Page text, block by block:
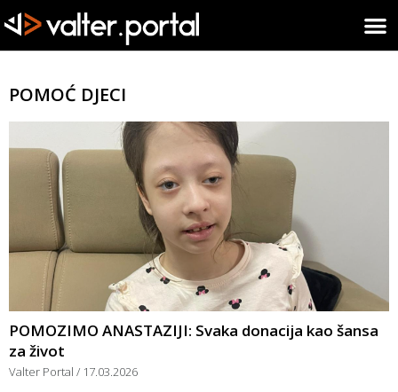
POMOĆ DJECI
POMOZIMO ANASTAZIJI: Svaka donacija kao šansa
za život
Valter Portal 17.03.2026